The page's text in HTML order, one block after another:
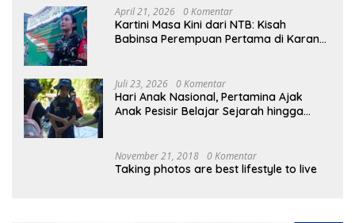
April 21, 2026 0 Komentar
Kartini Masa Kini dari NTB: Kisah
Babinsa Perempuan Pertama di Karang
Juli 23, 2026 0 Komentar
Hari Anak Nasional, Pertamina Ajak
Anak Pesisir Belajar Sejarah hingga
November 21, 2018 0 Komentar
Taking photos are best lifestyle to live